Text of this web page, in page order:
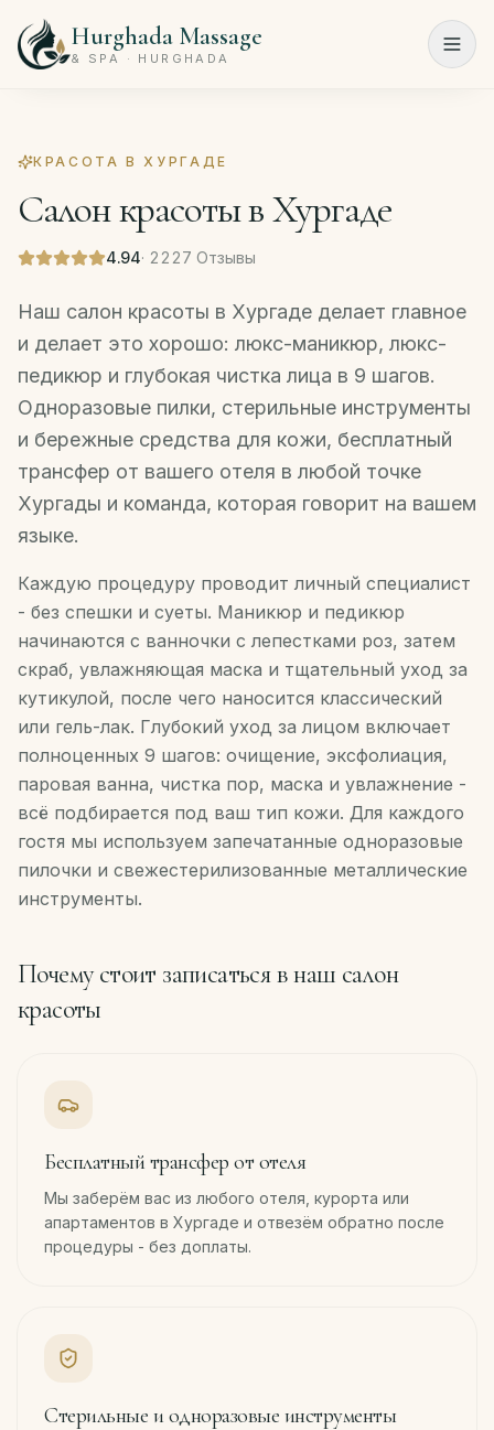
Hurghada Massage
& SPA · HURGHADA
Menu
программы
Салон
Цены
О
нас
Контакты
·
WhatsApp
КРАСОТА В ХУРГАДЕ
Салон красоты в Хургаде
4.94· 2227 Отзывы
Наш салон красоты в Хургаде делает главное
и делает это хорошо: люкс-маникюр, люкс-
педикюр и глубокая чистка лица в 9 шагов.
Одноразовые пилки, стерильные инструменты
и бережные средства для кожи, бесплатный
трансфер от вашего отеля в любой точке
Хургады и команда, которая говорит на вашем
языке.
Каждую процедуру проводит личный специалист
- без спешки и суеты. Маникюр и педикюр
начинаются с ванночки с лепестками роз, затем
скраб, увлажняющая маска и тщательный уход за
кутикулой, после чего наносится классический
или гель-лак. Глубокий уход за лицом включает
полноценных 9 шагов: очищение, эксфолиация,
паровая ванна, чистка пор, маска и увлажнение -
всё подбирается под ваш тип кожи. Для каждого
гостя мы используем запечатанные одноразовые
пилочки и свежестерилизованные металлические
инструменты.
Почему стоит записаться в наш салон
красоты
Бесплатный трансфер от отеля
Мы заберём вас из любого отеля, курорта или
апартаментов в Хургаде и отвезём обратно после
процедуры - без доплаты.
Стерильные и одноразовые инструменты